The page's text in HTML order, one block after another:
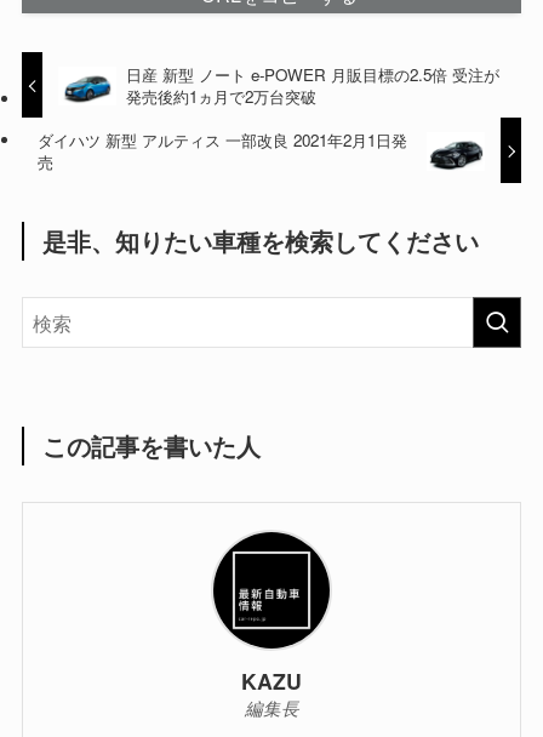
日産 新型 ノート e-POWER 月販目標の2.5倍 受注が
発売後約1ヵ月で2万台突破
ダイハツ 新型 アルティス 一部改良 2021年2月1日発
売
是非、知りたい車種を検索してください
この記事を書いた人
KAZU
編集長